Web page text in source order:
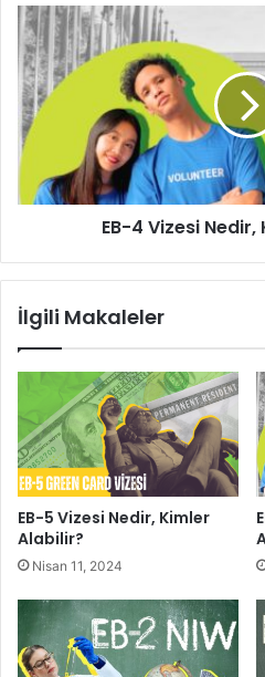
EB-
Vizesi
Nedir,
Kimler
Alabilir?
EB-4 Vizesi
İlgili Makaleler
EB-5 Vizesi Nedir, Kimler
Alabilir?
Nisan 11, 2024